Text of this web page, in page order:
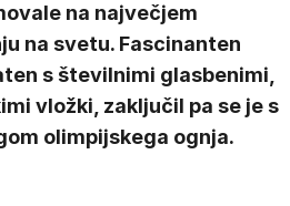
na največjem
na svetu. Fascinanten
s številnimi glasbenimi,
vložki, zaključil pa se je s
olimpijskega ognja.